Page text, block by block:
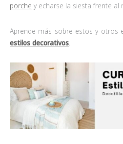
porche y echarse la siesta frente al
Aprende más sobre estos y otros
estilos decorativos.